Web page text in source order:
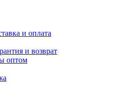
и оплата
и возврат
оптом